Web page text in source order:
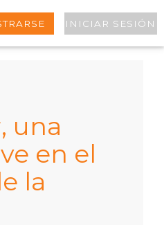
INICIAR SESIÓN
una
en el
la